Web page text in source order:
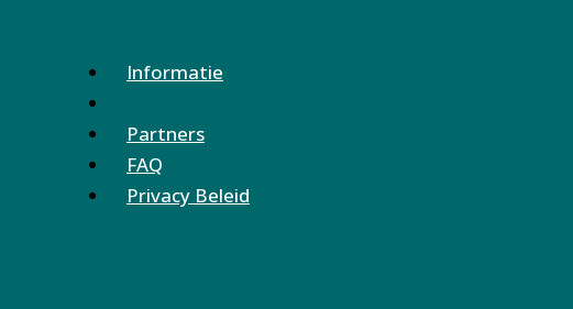
Informatie
Partners
FAQ
Privacy Beleid